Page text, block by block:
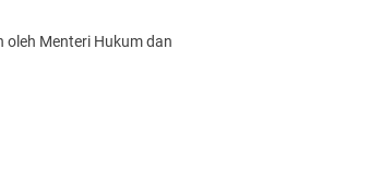
oleh Menteri Hukum dan